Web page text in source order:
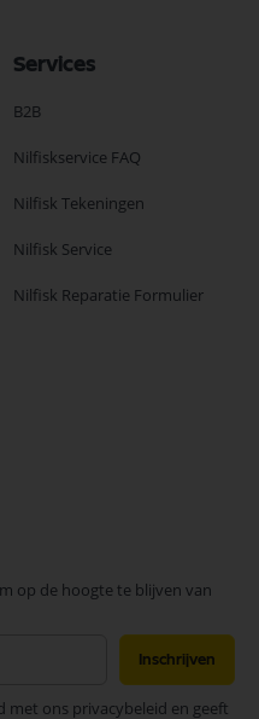
Services
B2B
Nilfiskservice FAQ
Nilfisk Tekeningen
Nilfisk Service
Nilfisk Reparatie Formulier
op de hoogte te blijven van
Inschrijven
ons privacybeleid en geeft